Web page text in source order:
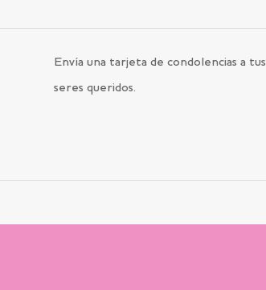
Envía una tarjeta de condolencias a tus
seres queridos.